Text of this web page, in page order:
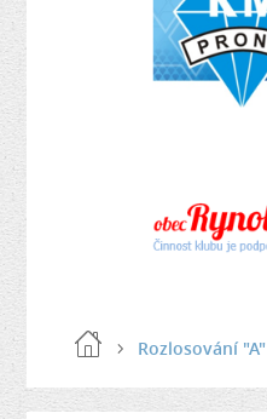
Rozlosování "A"